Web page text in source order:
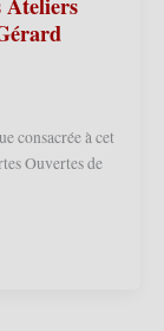
consacrée à cet
Ouvertes de